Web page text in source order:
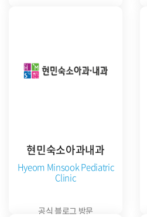
현민숙소아과내과
Hyeom Minsook Pediatric
Clinic
공식 블로그 방문